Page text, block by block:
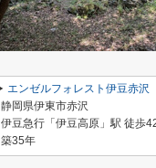
エンゼルフォレスト伊豆赤
静岡県伊東市赤沢
伊豆急行「伊豆高原」駅 徒歩
築35年